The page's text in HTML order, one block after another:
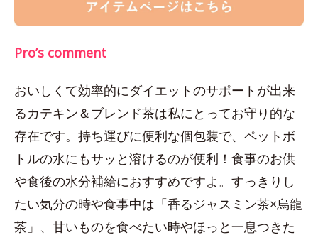
Pro’s comment
おいしくて効率的にダイエットのサポートが出来
るカテキン＆ブレンド茶は私にとってお守り的な
存在です。持ち運びに便利な個包装で、ペットボ
トルの水にもサッと溶けるのが便利！食事のお供
や食後の水分補給におすすめですよ。すっきりし
たい気分の時や食事中は「香るジャスミン茶×烏龍
茶」、甘いものを食べたい時やほっと一息つきた